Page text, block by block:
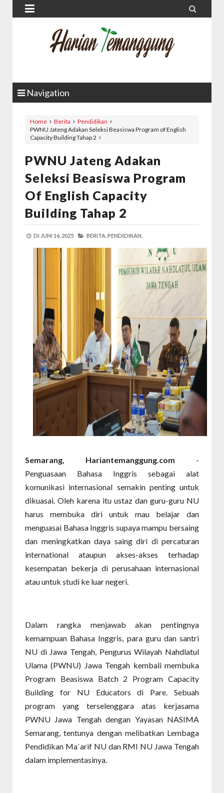
 
Navigation
Home Berita
Pendidikan
PWNU Jateng Adakan Seleksi Beasiswa Program of English
Capacity Building Tahap 2
PWNU Jateng Adakan
Seleksi Beasiswa Program
Of English Capacity
Building Tahap 2
DI JUNI 16, 2025 BERITA, PENDIDIKAN,
Semarang, Hariantemanggung.com -
Penguasaan Bahasa Inggris sebagai alat
komunikasi internasional semakin penting untuk
dikuasai. Oleh karena itu ustaz dan guru-guru NU
harus membuka diri untuk mau belajar dan
menguasai Bahasa Inggris supaya mampu bersaing
dan meningkatkan daya saing diri di percaturan
international ataupun akses-akses terhadap
kesempatan bekerja di perusahaan internasional
atau untuk studi ke luar negeri.
Dalam rangka menjawab akan pentingnya
kemampuan Bahasa Inggris, para guru dan santri
NU di Jawa Tengah, Pengurus Wilayah Nahdlatul
Ulama (PWNU) Jawa Tengah kembali membuka
Program Beasiswa Batch 2 Program Capacity
Building for NU Educators di Pare. Sebuah
program yang terselenggara atas kerjasama
PWNU Jawa Tengah dengan Yayasan NASIMA
Semarang, tentunya dengan melibatkan Lembaga
Pendidikan Ma`arif NU dan RMI NU Jawa Tengah
dalam implementasinya.